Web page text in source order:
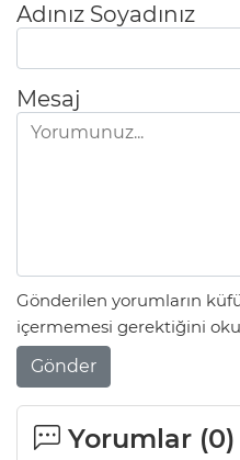
Adınız Soyadınız
Mesaj
Gönderilen yorumların
içermemesi gerektiğini
Gönder
Yorumlar (0)